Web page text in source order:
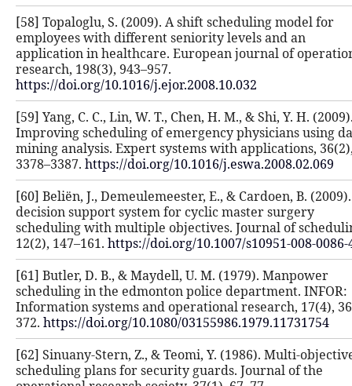
[58] Topaloglu, S. (2009). A shift
employees with different seniority
application in healthcare.
research, 198(3), 943–957.
https://doi.org/10.1016/
[59] Yang, C. C., Lin, W. T., Chen, H.
Improving scheduling of
mining analysis. Expert systems
3378–3387.https://doi.org/10.1016/
[60] Beliën, J., Demeulemeester, E.,
decision support system for cyclic
scheduling with multiple
12(2), 147–161.https://doi.org/
[61] Butler, D. B., & Maydell, U. M.
scheduling in the edmonton police
Information systems and
372.https://doi.org/10.1080/
[62] Sinuany-Stern, Z., & Teomi, Y.
scheduling plans for security